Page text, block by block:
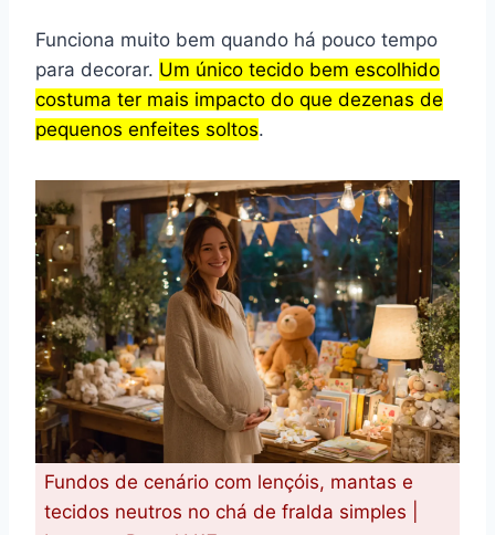
Funciona muito bem quando há pouco tempo
para decorar. Um único tecido bem escolhido
costuma ter mais impacto do que dezenas de
pequenos enfeites soltos.
Fundos de cenário com lençóis, mantas e
tecidos neutros no chá de fralda simples |